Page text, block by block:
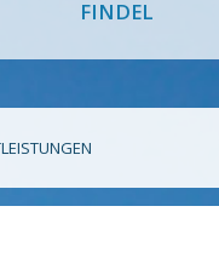
FINDEL